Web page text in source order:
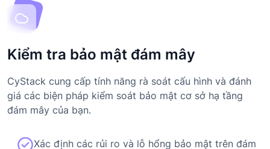
Kiểm tra bảo mật đám mây
CyStack cung cấp tính năng rà soát cấu hình và đánh
giá các biện pháp kiểm soát bảo mật cơ sở hạ tầng
đám mây của bạn.
Xác định các rủi ro và lỗ hổng bảo mật trên đám